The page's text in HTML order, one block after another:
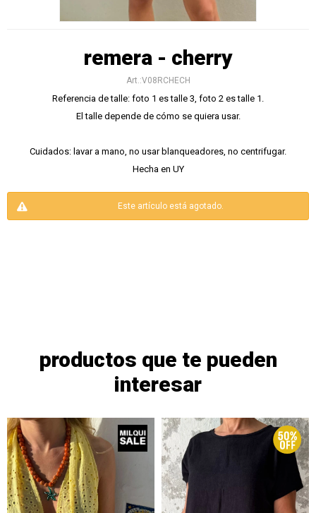
remera - cherry
V08RCHECH
Referencia de talle: foto 1 es talle 3, foto 2 es talle 1.
El talle depende de cómo se quiera usar.
Cuidados: lavar a mano, no usar blanqueadores, no centrifugar.
Hecha en UY
Este artículo está agotado.
productos que te pueden
interesar